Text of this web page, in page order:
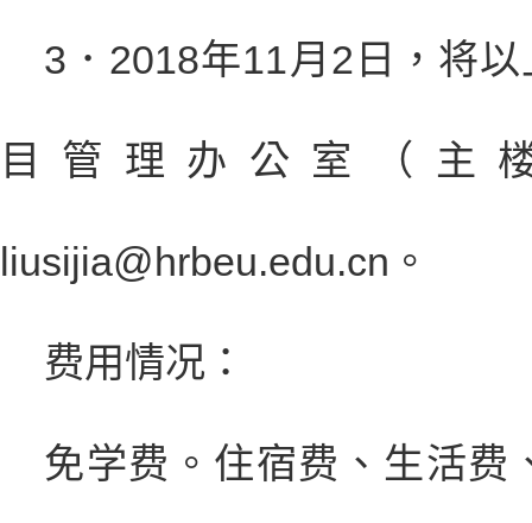
3 ． 2018年11月 2 日 ，将
目管理办公室（主
liusijia@hrbeu.edu.cn 。
费用情况：
免学费。住宿费、生活费